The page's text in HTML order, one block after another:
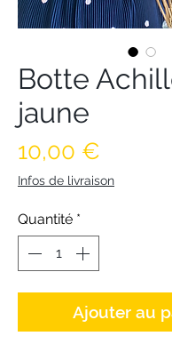
Botte
jaune
10,00 €
Infos de livraison
Quantité *
Ajouter au